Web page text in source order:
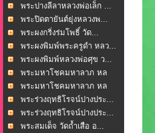
น...
พระปางลีลาหลวงพ่อเล็ก ...
พระปิดตายันต์ยุ่งหลวงพ...
พระผงกริ่งร่มโพธิ์ วัด...
พระผงพิมพ์พระครูดำ หลว...
พระผงพิมพ์หลวงพ่อศุข ว...
พระมหาโชคมหาลาภ หล
วงพ่...พระมหาโชคมหาลาภ หล
วงพ่...พระร่วงฤทธิโรจน์ปางประ...
พระร่วงฤทธิโรจน์ปางประ...
พระสมเด็จ วัดถ้ำเสือ อ...